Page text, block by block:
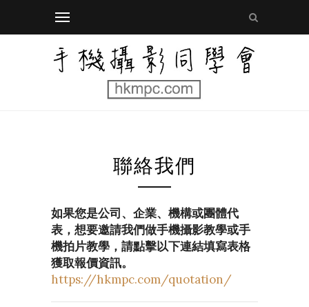
聯絡我們
如果您是公司、企業、機構或團體代
表，想要邀請我們做手機攝影教學或手
機拍片教學，請點擊以下連結填寫表格
獲取報價資訊。
https://hkmpc.com/quotation/